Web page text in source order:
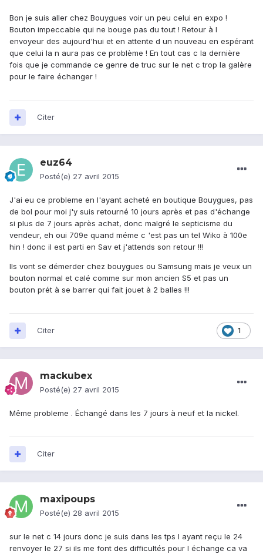
Bon je suis aller chez Bouygues voir un peu celui en expo !
Bouton impeccable qui ne bouge pas du tout ! Retour à l
envoyeur des aujourd'hui et en attente d un nouveau en espérant
que celui la n aura pas ce problème ! En tout cas c la dernière
fois que je commande ce genre de truc sur le net c trop la galère
pour le faire échanger !
Citer
euz64
Posté(e) 27 avril 2015
J'ai eu ce probleme en l'ayant acheté en boutique Bouygues, pas
de bol pour moi j'y suis retourné 10 jours après et pas d'échange
si plus de 7 jours après achat, donc malgré le septicisme du
vendeur, eh oui 709e quand méme c 'est pas un tel Wiko à 100e
hin ! donc il est parti en Sav et j'attends son retour !!!
Ils vont se démerder chez bouygues ou Samsung mais je veux un
bouton normal et calé comme sur mon ancien S5 et pas un
bouton prét à se barrer qui fait jouet à 2 balles !!!
1
Citer
mackubex
Posté(e) 27 avril 2015
Même probleme . Échangé dans les 7 jours à neuf et la nickel.
Citer
maxipoups
Posté(e) 28 avril 2015
sur le net c 14 jours donc je suis dans les tps l ayant reçu le 24
renvoyer le 27 si ils me font des difficultés pour l échange ca va